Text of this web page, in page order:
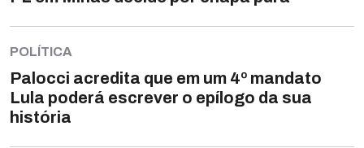
POLÍTICA
Palocci acredita que em um 4º mandato
Lula poderá escrever o epílogo da sua
história